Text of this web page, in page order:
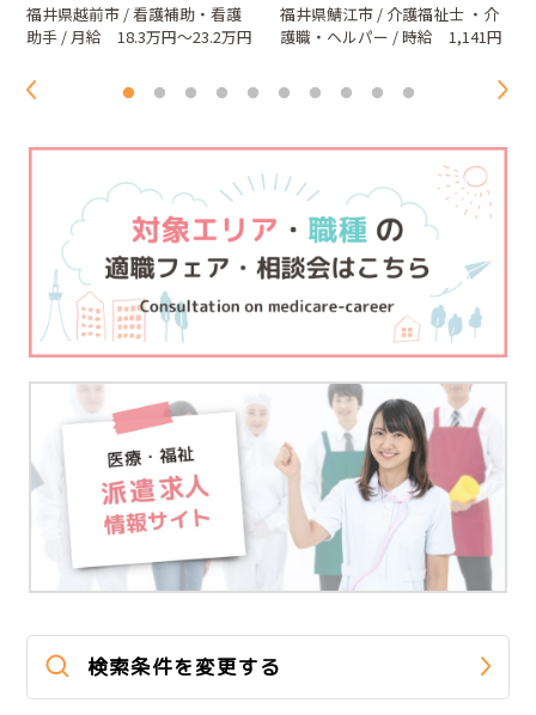
福井県越前市 / 看護補助・看護
助手 / 月給 18.3万円～23.2万円
福井県鯖江市 / 介護福祉士 ・介
護職・ヘルパー / 時給 1,141円
検索条件を変更する